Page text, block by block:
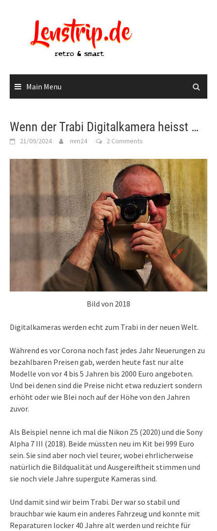
Main Menu
Wenn der Trabi Digitalkamera heisst …
21/09/2024 mm24 2 Comments
Bild von 2018
Digitalkameras werden echt zum Trabi in der neuen Welt.
Während es vor Corona noch fast jedes Jahr Neuerungen zu
bezahlbaren Preisen gab, werden heute fast nur alte
Modelle von vor 4 bis 5 Jahren bis 2000 Euro angeboten.
Und bei denen sind die Preise nicht etwa reduziert sondern
erhöht oder wie Blei noch auf der Höhe von den Jahren
zuvor.
Als Beispiel nenne ich mal die Nikon Z5 (2020) und die Sony
Alpha 7 III (2018). Beide müssten neu im Kit bei 999 Euro
sein. Sie sind aber noch viel teurer, wobei ehrlicherweise
natürlich die Bildqualität und Ausgereiftheit stimmen und
sie noch viele Jahre supergute Kameras sind.
Und damit sind wir beim Trabi. Der war so stabil und
brauchbar wie kaum ein anderes Fahrzeug und konnte mit
Reparaturen locker 40 Jahre alt werden und reichte für